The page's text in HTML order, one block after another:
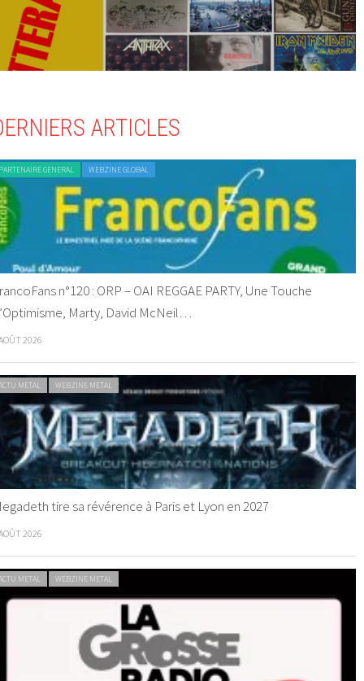
ARTICLES
GENERAL WEBZINE GLOBAL
n°120 : ORP – OAI REGGAE PARTY, Une Touche
Marty, David McNeil…
2026
METAL WEBZINE METAL
tire sa révérence à Paris et Lyon en 2027
2026
METAL WEBZINE METAL